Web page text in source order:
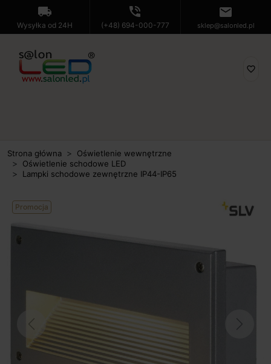
local_shipping
Wysyłka od 24H
phone_in_talk
(+48) 694-000-777
mail
sklep@salonled.pl
favorite_border
Strona główna
Oświetlenie wewnętrzne
Oświetlenie schodowe LED
Lampki schodowe zewnętrzne IP44-IP65
Promocja